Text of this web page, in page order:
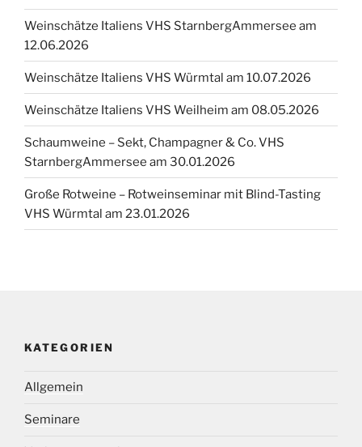
Weinschätze Italiens VHS StarnbergAmmersee am
12.06.2026
Weinschätze Italiens VHS Würmtal am 10.07.2026
Weinschätze Italiens VHS Weilheim am 08.05.2026
Schaumweine – Sekt, Champagner & Co. VHS
StarnbergAmmersee am 30.01.2026
Große Rotweine – Rotweinseminar mit Blind-Tasting
VHS Würmtal am 23.01.2026
KATEGORIEN
Allgemein
Seminare